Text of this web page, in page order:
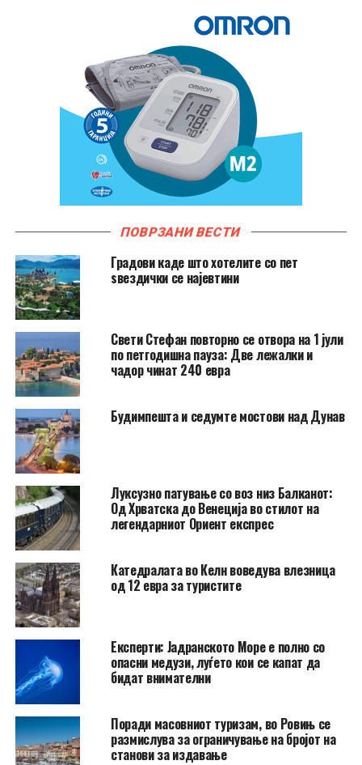
ПОВРЗАНИ ВЕСТИ
Градови каде што хотелите со пет
ѕвездички се најевтини
Свети Стефан повторно се отвора на 1 јули
по петгодишна пауза: Две лежалки и
чадор чинат 240 евра
Будимпешта и седумте мостови над Дунав
Луксузно патување со воз низ Балканот:
Од Хрватска до Венеција во стилот на
легендарниот Ориент експрес
Катедралата во Келн воведува влезница
од 12 евра за туристите
Експерти: Јадранското Море е полно со
опасни медузи, луѓето кои се капат да
бидат внимателни
Поради масовниот туризам, во Ровињ се
размислува за ограничување на бројот на
станови за издавање